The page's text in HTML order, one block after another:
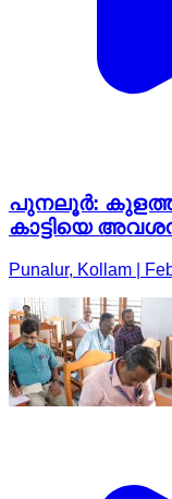
പുനലൂർ:
കാട്ടിയെ
Punalur, Kollam |